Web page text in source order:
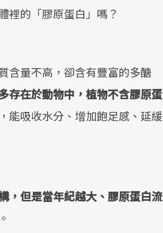
裡的「膠原蛋白」嗎？
含量不高，卻含有豐富的多醣
存在於動物中，植物不含膠原蛋
能吸收水分、增加飽足感、延緩
，但是當年紀越大、膠原蛋白流
。
核心議題。然而，健檢不只是醫